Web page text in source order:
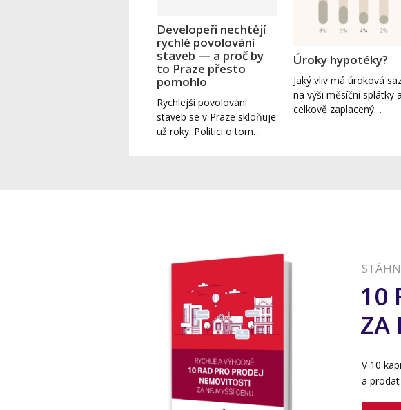
Developeři nechtějí
rychlé povolování
staveb — a proč by
to Praze přesto
pomohlo
Rychlejší povolování
staveb se v Praze skloňuje
už roky. Politici o tom…
Úroky hypotéky?
Jaký vliv má úroková
na výši měsíční splátky a
celkově zaplacený…
10
ZA
V 10
a